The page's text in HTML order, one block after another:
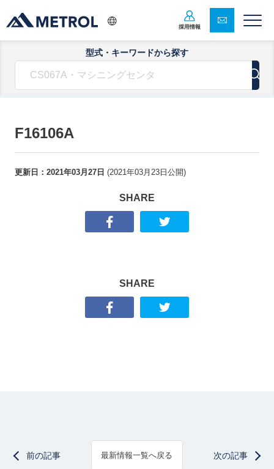
採用情報
型式・キーワードから探す
F16106A
更新日： 2021年03月27日 (2021年03月23日 公開)
SHARE
SHARE
前の記事 最新情報一覧へ戻る 次の記事